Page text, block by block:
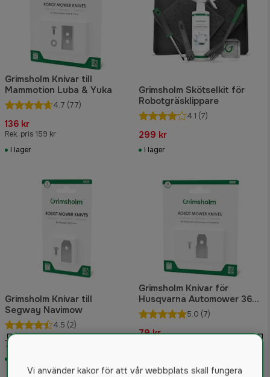
Grimsholm Knivar till
Mammotion Luba & Yuka
4.7 (77)
136 kr
Rek. pris 159 kr
I lager
Grimsholm Skötselkit för
Robotgräsklippare
4.1 (7)
299 kr
I lager
Grimsholm Knivar till
Segway Navimow
4.5 (2)
79 kr
Grimsholm Knivar för
Husqvarna Automower 36
st
5.0 (7)
79 kr
Vi använder kakor för att vår webbplats skall fungera